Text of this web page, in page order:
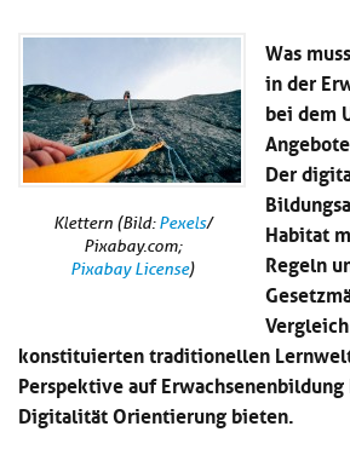
Material
Podcast
Community
EULE
Über uns
Klettern (Bild:Pexels/
Pixabay.com;
Pixabay License)
Was
in der
bei dem
Der
Habitat
Regeln
konstituierten traditionellen
Perspektive auf
Digitalität Orientierung bieten.